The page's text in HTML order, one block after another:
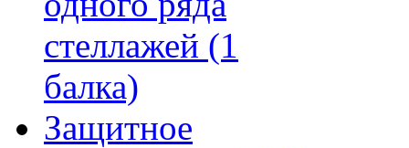
стеллажей (1
балка)
Защитное